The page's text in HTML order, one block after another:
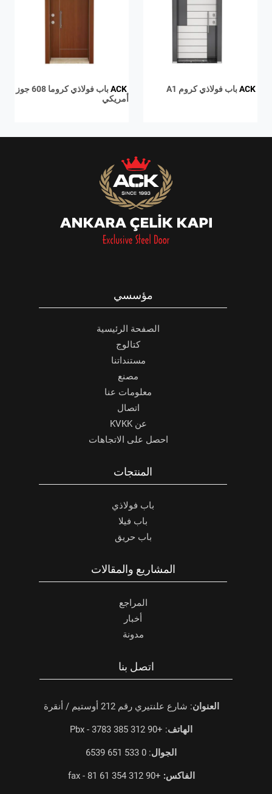
ACK
ACK
باب فولاذي كروما 608 جوز
أمريكي
مؤسسي
الصفحة الرئيسية
كتالوج
مستنداتنا
مصنع
معلومات عنا
اتصال
عن KVKK
احصل على الاتجاهات
المنتجات
باب فولاذي
باب فيلا
باب حريق
المشاريع والمقالات
المراجع
أخبار
مدونة
اتصل بنا
العنوان: شارع علنتيري رقم 212 أوستيم / أنقرة
الهاتف: +90 312 385 3783 - Pbx
الجوال: 0 533 651 6539
الفاكس: +90 312 354 61 81 - fax